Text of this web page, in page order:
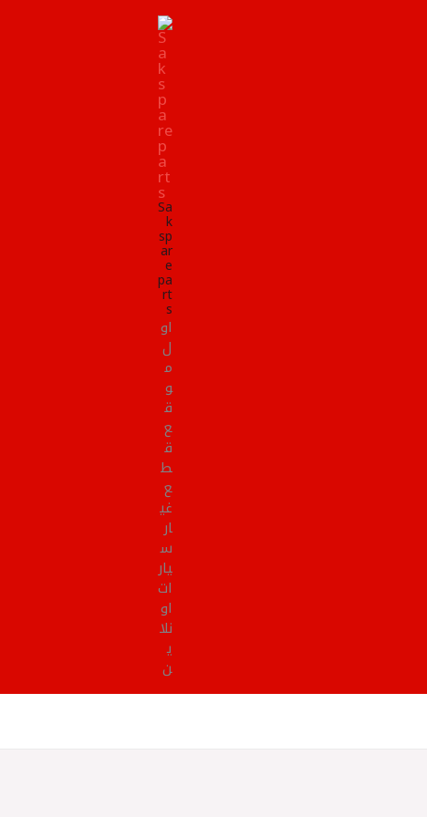
Sa
k
sp
ar
e
pa
rt
s
او
ل
م
و
ق
ع
ق
ط
ع
غي
ار
س
يار
ات
او
نلا
ي
ن